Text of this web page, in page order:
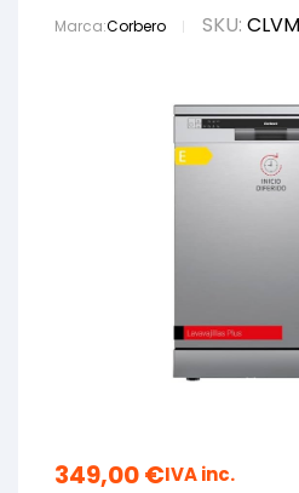
Marca:Corbero SKU:
349,00€IVA inc.